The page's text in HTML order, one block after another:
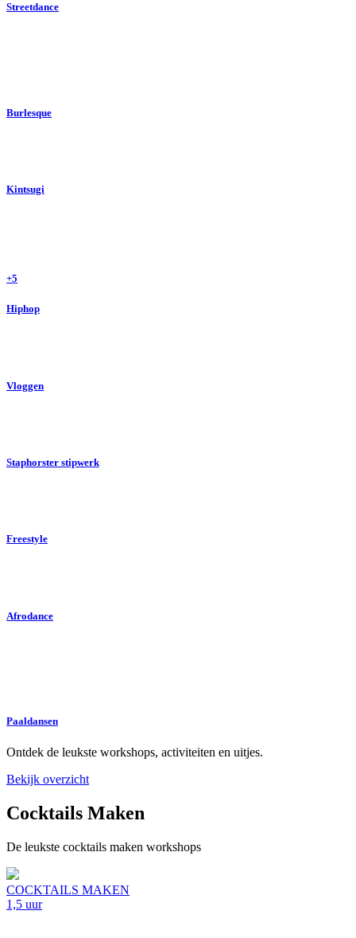
Streetdance
Burlesque
Kintsugi
+5
Hiphop
Vloggen
Staphorster stipwerk
Freestyle
Afrodance
Paaldansen
Ontdek de leukste workshops, activiteiten en uitjes.
Bekijk overzicht
Cocktails Maken
De leukste cocktails maken workshops
COCKTAILS MAKEN
1,5 uur